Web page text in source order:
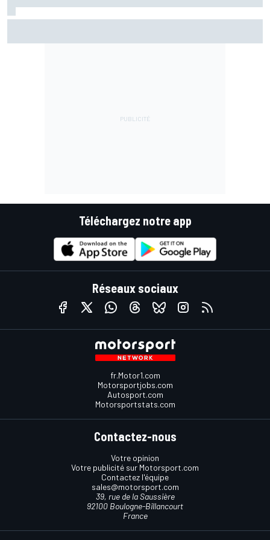
Téléchargez notre app
Réseaux sociaux
fr.Motor1.com
Motorsportjobs.com
Autosport.com
Motorsportstats.com
Contactez-nous
Votre opinion
Votre publicité sur Motorsport.com
Contactez l'équipe
sales@motorsport.com
39, rue de la Saussière
92100 Boulogne-Billancourt
France